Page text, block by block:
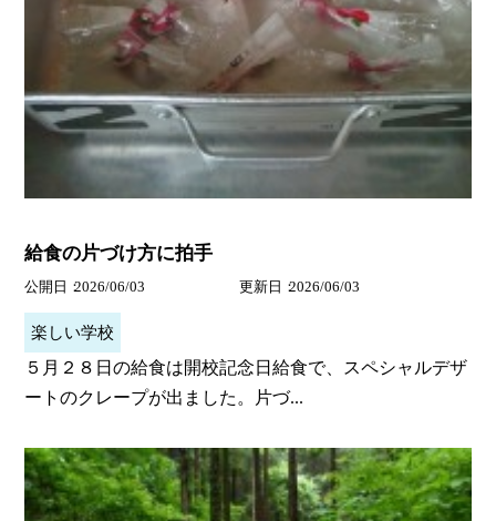
給食の片づけ方に拍手
公開日 2026/06/03 更新日 2026/06/03
楽しい学校
５月２８日の給食は開校記念日給食で、スペシャルデザ
ートのクレープが出ました。片づ...